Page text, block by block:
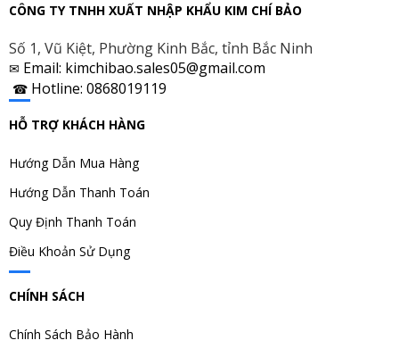
CÔNG TY TNHH XUẤT NHẬP KHẨU KIM CHÍ BẢO
Số 1, Vũ Kiệt, Phường Kinh Bắc, tỉnh Bắc Ninh
✉ Email: kimchibao.sales05@gmail.com
☎ Hotline: 0868019119
HỖ TRỢ KHÁCH HÀNG
Hướng Dẫn Mua Hàng
Hướng Dẫn Thanh Toán
Quy Định Thanh Toán
Điều Khoản Sử Dụng
CHÍNH SÁCH
Chính Sách Bảo Hành